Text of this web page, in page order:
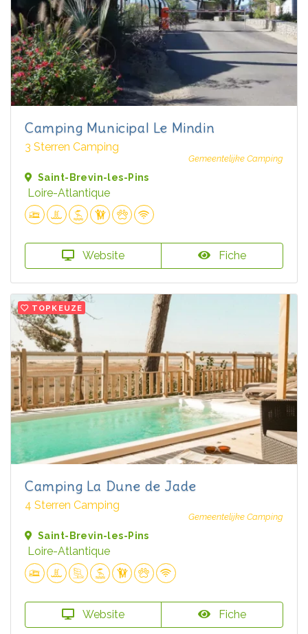
Camping Municipal Le Mindin
3 Sterren Camping
Gemeentelijke Camping
Saint-Brevin-les-Pins
Loire-Atlantique
Website Fiche
TOPKEUZE
Camping La Dune de Jade
4 Sterren Camping
Gemeentelijke Camping
Saint-Brevin-les-Pins
Loire-Atlantique
Website Fiche